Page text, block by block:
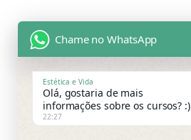
Chame no WhatsApp
Estética e Vida
Olá, gostaria de mais
informações sobre os cursos? :)
22:27